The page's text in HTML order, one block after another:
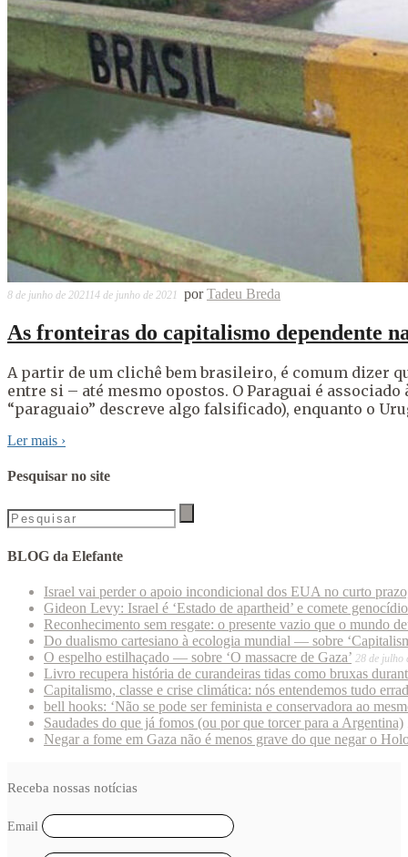
8 de junho de 2021 14 de junho de 2021 porTadeu Breda
As fronteiras do capitalismo dependente
A partir de um clichê bem brasileiro, é comum dizer
entre si – até mesmo opostos. O Paraguai é
“paraguaio” descreve algo falsificado), enquanto o
Ler mais ›
Pesquisar no site
BLOG da Elefante
Israel vai perder o apoio incondicional dos EUA no curto
Gideon Levy: Israel é ‘Estado de apartheid’ e comete
Reconhecimento sem resgate: o presente vazio que o mundo
Do dualismo cartesiano à ecologia mundial — sobre
O espelho estilhaçado — sobre ‘O massacre de Gaza’ 28 de julho
Livro recupera história de curandeiras tidas como bruxas
Capitalismo, classe e crise climática: nós entendemos tudo
bell hooks: ‘Não se pode ser feminista e conservadora ao
Saudades do que já fomos (ou por que torcer para a Argentina)
Negar a fome em Gaza não é menos grave do que negar o
Receba nossas notícias
Email